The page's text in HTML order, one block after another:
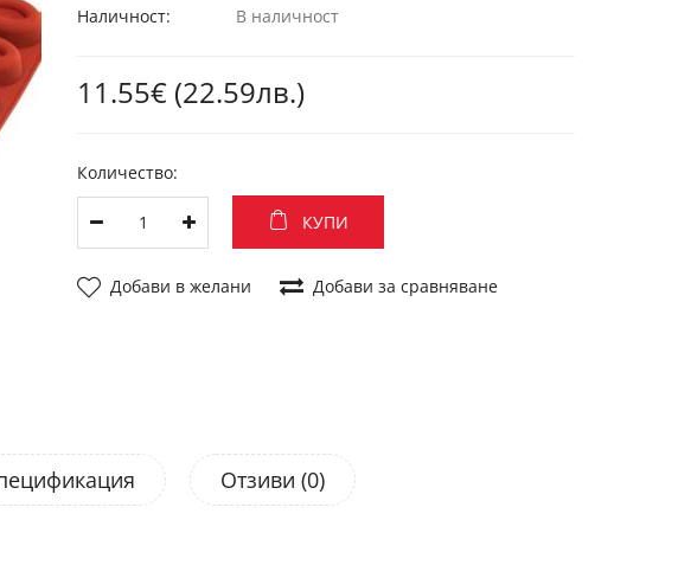
Наличност:
В наличност
11.55€ (22.59лв.)
Количество:
КУПИ
Добави в желани Добави за сравняване
Отзиви (0)